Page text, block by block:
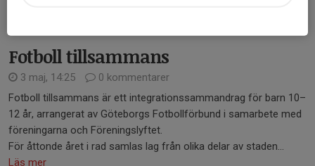
Fotboll tillsammans
3 maj, 14:25
0 kommentarer
Fotboll tillsammans är ett integrationssammandrag för barn 10–
12 år, arrangerat av Göteborgs Fotbollförbund i samarbete med
föreningarna och Föreningslyftet.
För åttonde året i rad samlas lag från olika delar av staden...
Läs mer